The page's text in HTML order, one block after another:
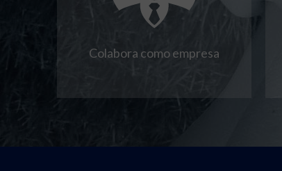
Colabora como empresa